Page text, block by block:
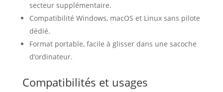
secteur supplémentaire.
Compatibilité Windows, macOS et Linux sans pilote
dédié.
Format portable, facile à glisser dans une sacoche
d’ordinateur.
Compatibilités et usages